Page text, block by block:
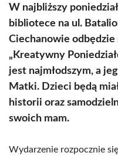
W najbliższy
bibliotece na ul.
Ciechanowie
„Kreatywny
jest najmłodszym, a
Matki. Dzieci będą
historii oraz
swoich mam.
Wydarzenie rozpocznie